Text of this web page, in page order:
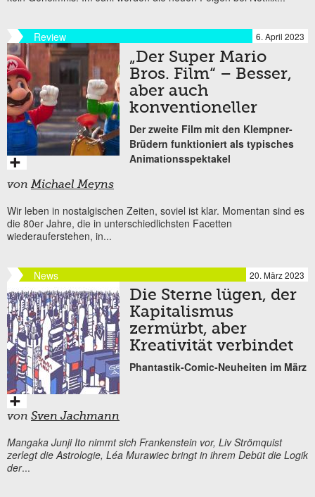
Review 6. April 2023
„Der Super Mario
Bros. Film“ – Besser,
aber auch
konventioneller
Der zweite Film mit den Klempner-
Brüdern funktioniert als typisches
Animationsspektakel
vonMichael Meyns
Wir leben in nostalgischen Zeiten, soviel ist klar. Momentan sind es
die 80er Jahre, die in unterschiedlichsten Facetten
wiederauferstehen, in...
News 20. März 2023
Die Sterne lügen, der
Kapitalismus
zermürbt, aber
Kreativität verbindet
Phantastik-Comic-Neuheiten im März
von Sven Jachmann
Mangaka Junji Ito nimmt sich Frankenstein vor, Liv Strömquist
zerlegt die Astrologie, Léa Murawiec bringt in ihrem Debüt die Logik
der...